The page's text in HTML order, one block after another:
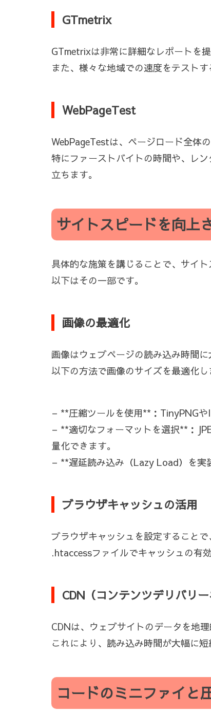
GTmetrix
GTmetrixは非常に詳細なレポートを
また、様々な地域での速度をテスト
WebPageTest
WebPageTestは、ページロード全体
特にファーストバイトの時間や、レ
立ちます。
サイトスピードを向上
具体的な施策を講じることで、サイ
以下はその一部です。
画像の最適化
画像はウェブページの読み込み時間に
以下の方法で画像のサイズを最適化し
– **圧縮ツールを使用**：TinyPNGや
– **適切なフォーマットを選択**：
量化できます。
– **遅延読み込み（Lazy Load）を実
ブラウザキャッシュの活用
ブラウザキャッシュを設定すること
.htaccessファイルでキャッシュの有
CDN（コンテンツデリバリ
CDNは、ウェブサイトのデータを地
これにより、読み込み時間が大幅に
コードのミニファイと